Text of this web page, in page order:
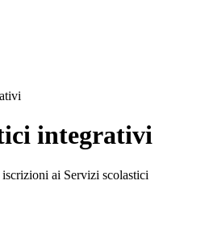
integrativi
ai Servizi scolastici